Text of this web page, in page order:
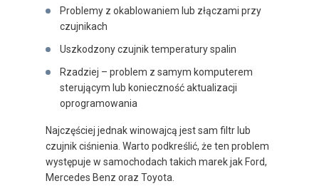
Problemy z okablowaniem lub złączami przy
czujnikach
Uszkodzony czujnik temperatury spalin
Rzadziej – problem z samym komputerem
sterującym lub konieczność aktualizacji
oprogramowania
Najczęściej jednak winowajcą jest sam filtr lub
czujnik ciśnienia. Warto podkreślić, że ten problem
występuje w samochodach takich marek jak Ford,
Mercedes Benz oraz Toyota.